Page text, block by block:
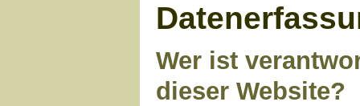
Wer ist
dieser Website?